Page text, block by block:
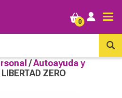
0
/Autoayuda y
ZERO